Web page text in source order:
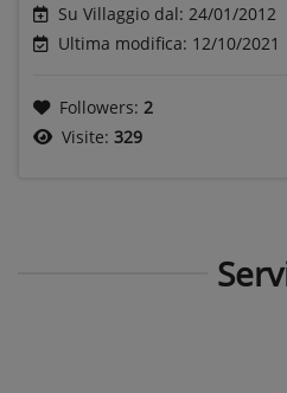
Su Villaggio dal: 24/01/2012
Ultima modifica: 12/10/2021
Followers: 2
Visite: 329